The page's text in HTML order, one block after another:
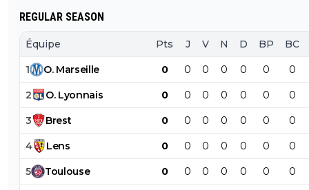
REGULAR SEASON
Équipe Pts J V N D BP BC
1 O. Marseille 0 0 0 0 0 0 0
2 O. Lyonnais 0 0 0 0 0 0 0
3 Brest 0 0 0 0 0 0 0
4 Lens 0 0 0 0 0 0 0
5 Toulouse 0 0 0 0 0 0 0